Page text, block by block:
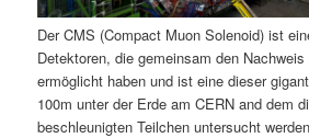
I
n
h
e
n
I
Der CMS (Compact Muon Solenoid) ist
Detektoren, die gemeinsam den
ermöglicht haben und ist eine dieser
100m unter der Erde am CERN and dem
beschleunigten Teilchen untersucht